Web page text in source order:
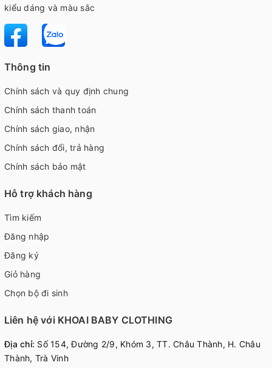
kiểu dáng và màu sắc
Thông tin
Chính sách và quy định chung
Chính sách thanh toán
Chính sách giao, nhận
Chính sách đổi, trả hàng
Chính sách bảo mật
Hỗ trợ khách hàng
Tìm kiếm
Đăng nhập
Đăng ký
Giỏ hàng
Chọn bộ đi sinh
Liên hệ với KHOAI BABY CLOTHING
Địa chỉ: Số 154, Đường 2/9, Khóm 3, TT. Châu Thành, H. Châu
Thành, Trà Vinh